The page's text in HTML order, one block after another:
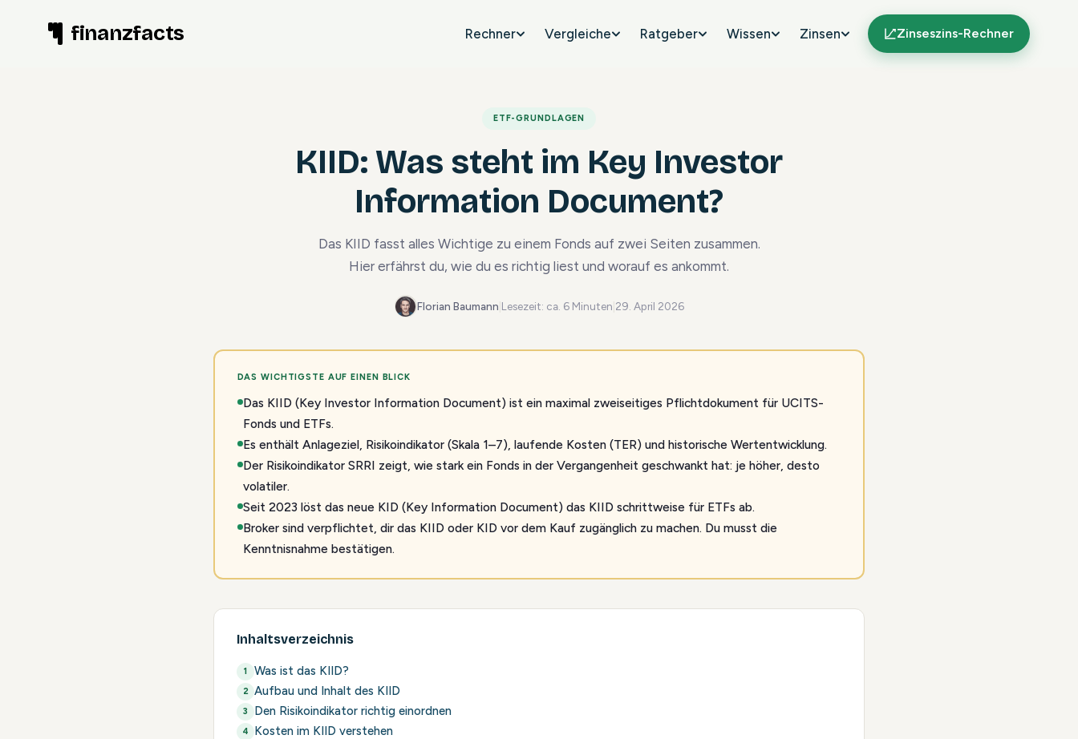
finanzfacts Rechner Vergleiche Ratgeber Wissen Zinsen Zinseszins-Rechner
ETF-GRUNDLAGEN
KIID: Was steht im Key Investor
Information Document?
Das KIID fasst alles Wichtige zu einem Fonds auf zwei Seiten zusammen.
Hier erfährst du, wie du es richtig liest und worauf es ankommt.
Florian Baumann Lesezeit: ca. 6 Minuten 29. April 2026
DAS WICHTIGSTE AUF EINEN BLICK
Das KIID (Key Investor Information Document) ist ein maximal zweiseitiges Pflichtdokument für UCITS-
Fonds und ETFs.
Es enthält Anlageziel, Risikoindikator (Skala 1–7), laufende Kosten (TER) und historische Wertentwicklung.
Der Risikoindikator SRRI zeigt, wie stark ein Fonds in der Vergangenheit geschwankt hat: je höher, desto
volatiler.
Seit 2023 löst das neue KID (Key Information Document) das KIID schrittweise für ETFs ab.
Broker sind verpflichtet, dir das KIID oder KID vor dem Kauf zugänglich zu machen. Du musst die
Kenntnisnahme bestätigen.
Inhaltsverzeichnis
Was ist das KIID?
Aufbau und Inhalt des KIID
Den Risikoindikator richtig einordnen
Kosten im KIID verstehen